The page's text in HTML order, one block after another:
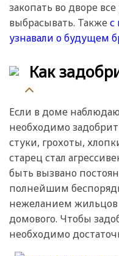
закопать во дворе
выбрасывать. Такжес
узнавали о будущем
Как
Если в доме
необходимо
стуки, грохоты,
старец стал
быть вызвано
полнейшим
нежеланием жильцов
домового. Чтобы
необходимо